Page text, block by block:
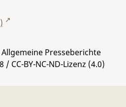
Presseberichte
/ CC-BY-NC-ND-Lizenz (4.0)